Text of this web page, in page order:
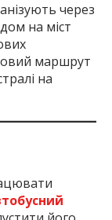
через
на міст
маршрут
на